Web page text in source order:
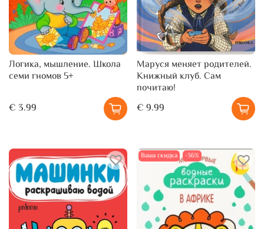
Логика, мышление. Школа
семи гномов 5+
€ 3.99
Маруся меняет родителей.
Книжный клуб. Сам
почитаю!
€ 9.99
Ваша скидка -36%